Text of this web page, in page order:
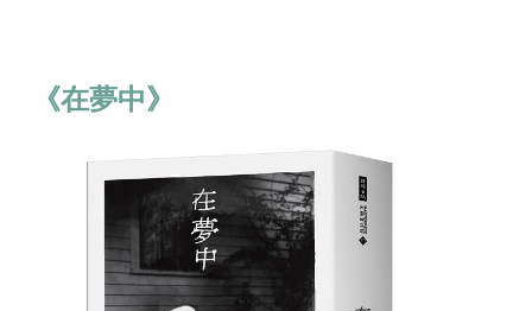
《在夢中》